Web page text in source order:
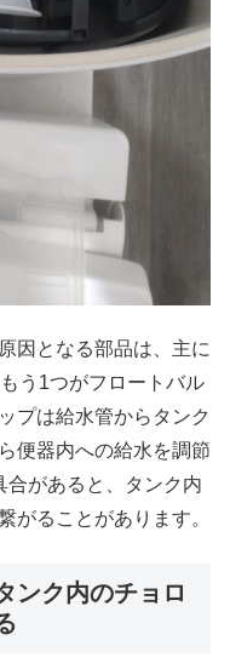
因となる部品は、主に
う1つがフロートバル
プは給水管からタンク
便器内への給水を調節
合があると、タンク内
がることがあります。
ンク内のチョロ